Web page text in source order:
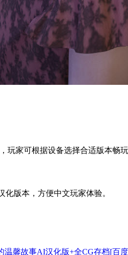
玩家可根据设备选择合适版本畅玩
版本，方便中文玩家体验。
馨故事AI汉化版+全CG存档[百